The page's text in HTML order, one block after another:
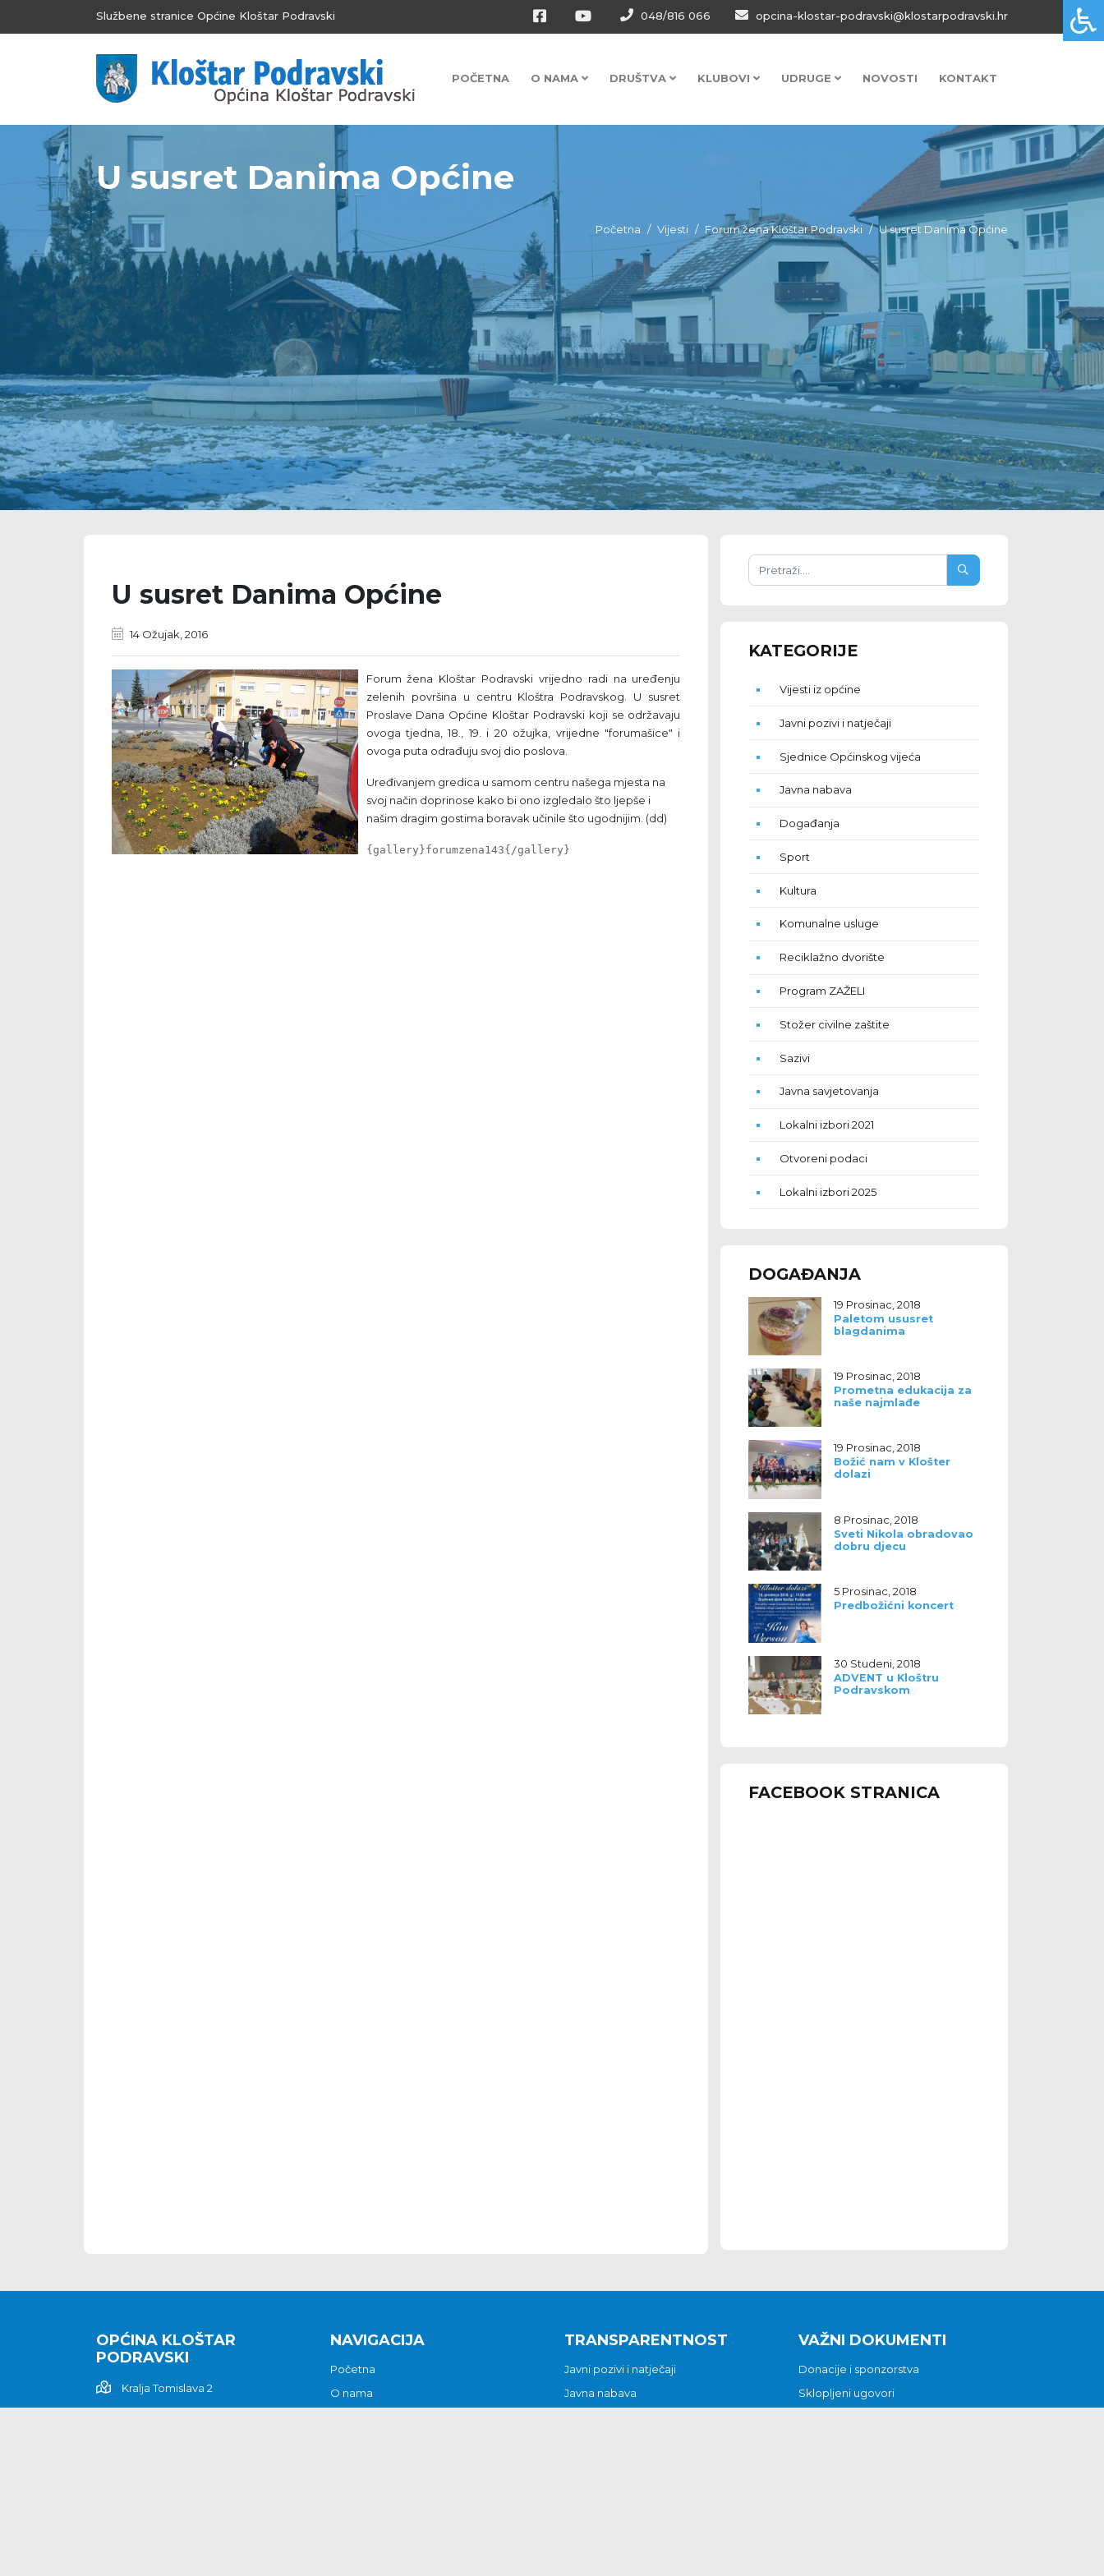
Službene stranice Općine Kloštar Podravski 048/816 066 opcina-klostar-podravski@klostarpodravski.hr
POČETNA O NAMA DRUŠTVA KLUBOVI UDRUGE NOVOSTI KONTAKT
U susret Danima Općine
Početna Vijesti Forum žena Kloštar Podravski U susret Danima Općine
U susret Danima Općine
14 Ožujak, 2016
Forum žena Kloštar Podravski vrijedno radi na uređenju
zelenih površina u centru Kloštra Podravskog. U susret
Proslave Dana Općine Kloštar Podravski koji se održavaju
ovoga tjedna, 18., 19. i 20 ožujka, vrijedne "forumašice" i
ovoga puta odrađuju svoj dio poslova.
Uređivanjem gredica u samom centru našega mjesta na
svoj način doprinose kako bi ono izgledalo što ljepše i
našim dragim gostima boravak učinile što ugodnijim. (dd)
{gallery}forumzena143{/gallery}
KATEGORIJE
Vijesti iz općine
Javni pozivi i natječaji
Sjednice Općinskog vijeća
Javna nabava
Događanja
Sport
Kultura
Komunalne usluge
Reciklažno dvorište
Program ZAŽELI
Stožer civilne zaštite
Sazivi
Javna savjetovanja
Lokalni izbori 2021
Otvoreni podaci
Lokalni izbori 2025
DOGAĐANJA
19 Prosinac, 2018
Paletom ususret
blagdanima
19 Prosinac, 2018
Prometna edukacija za
naše najmlađe
19 Prosinac, 2018
Božić nam v Klošter
dolazi
8 Prosinac, 2018
Sveti Nikola obradovao
dobru djecu
5 Prosinac, 2018
Predbožićni koncert
30 Studeni, 2018
ADVENT u Kloštru
Podravskom
FACEBOOK STRANICA
OPĆINA KLOŠTAR
PODRAVSKI
Kralja Tomislava 2
NAVIGACIJA
Početna
O nama
TRANSPARENTNOST
Javni pozivi i natječaji
Javna nabava
VAŽNI DOKUMENTI
Donacije i sponzorstva
Sklopljeni ugovori